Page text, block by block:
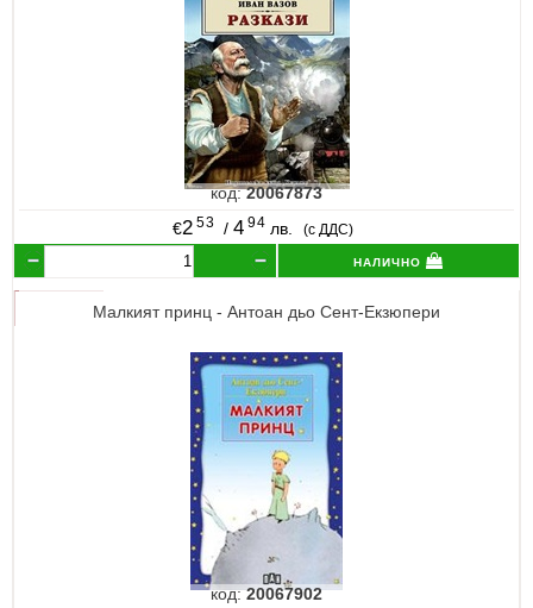
код:20067873
€2 53 /4 94 лв. (с ДДС)
налично
Малкият принц - Антоан дьо Сент-Екзюпери
код:20067902